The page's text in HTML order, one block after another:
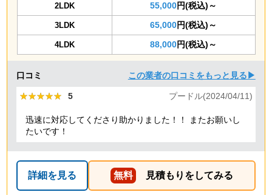
2LDK 55,000円(税込)～
3LDK 65,000円(税込)～
4LDK 88,000円(税込)～
口コミ この業者の口コミをもっと見る▶
★★★★★
★★★★★ 5 プードル(2024/04/11)
迅速に対応してくださり助かりました！！ またお願いし
たいです！
詳細を見る 無料 見積もりをしてみる